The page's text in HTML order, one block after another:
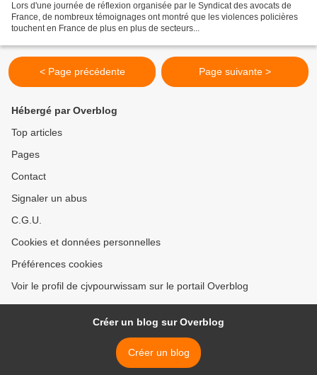
Lors d'une journée de réflexion organisée par le Syndicat des avocats de
France, de nombreux témoignages ont montré que les violences policières
touchent en France de plus en plus de secteurs...
< Page précédente Page suivante >
Hébergé par Overblog
Top articles
Pages
Contact
Signaler un abus
C.G.U.
Cookies et données personnelles
Préférences cookies
Voir le profil de cjvpourwissam sur le portail Overblog
Créer un blog sur Overblog
Créer un blog